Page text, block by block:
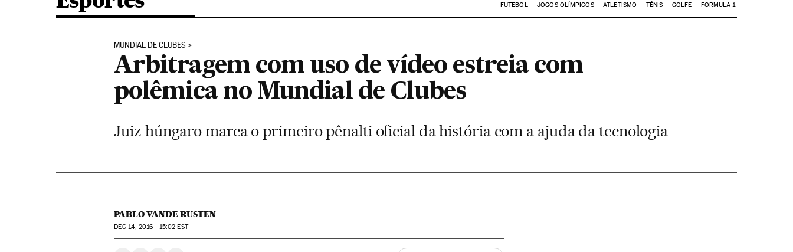
FUTEBOL JOGOS OLÍMPICOS ATLETISMO TÊNIS GOLFE FORMULA 1
MUNDIAL DE CLUBES
Arbitragem com uso de vídeo estreia com
polêmica no Mundial de Clubes
Juiz húngaro marca o primeiro pênalti oficial da história com a ajuda da tecnologia
PABLO VANDE RUSTEN
DEC14, 2016 - 15:02 EST